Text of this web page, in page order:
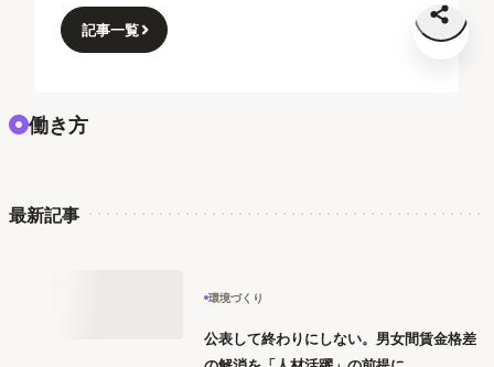
記事一覧
働き方
最新記事
環境づくり
公表して終わりにしない。男女間賃金格差